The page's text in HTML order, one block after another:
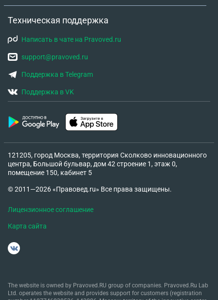
Техническая поддержка
Написать в чате на Pravoved.ru
support@pravoved.ru
Поддержка в Telegram
Поддержка в VK
121205, город Москва, территория Сколково инновационного
центра, Большой бульвар, дом 42 строение 1, этаж 0,
помещение 150, кабинет 5
© 2011—2026 «Правовед.ru» Все права защищены.
Лицензионное соглашение
Карта сайта
The website is owned by Pravoved.RU group of companies. Pravoved.Ru Lab
Ltd. operates the website and provides support for customers (registration